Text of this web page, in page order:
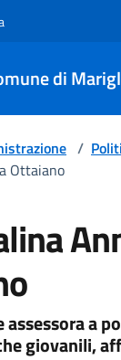
di
/
Ottaiano
assessora a
giovanili,